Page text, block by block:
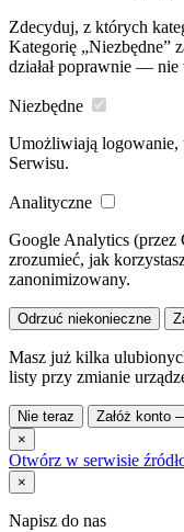
Zdecyduj, z których
Kategorię „Niezbędne”
działał poprawnie —
Niezbędne
Umożliwiają logowanie,
Serwisu.
Analityczne
Google Analytics
zrozumieć, jak
zanonimizowany.
Odrzuć niekonieczne
Masz już kilka
listy przy zmianie
Nie teraz
Załóż konto
×
Otwórz w serwisie
×
Napisz do nas